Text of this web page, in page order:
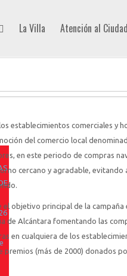
La Villa Atención al
establecimientos comerciales y
del comercio local
en este periodo de compras
cercano y agradable, evitando
objetivo principal de la campaña
de Alcántara fomentando las
en cualquiera de los
(más de 2000) donados